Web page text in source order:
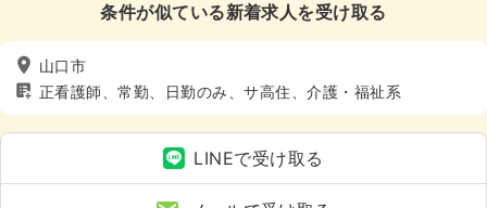
条件が似ている新着求人を受け取る
山口市
正看護師、常勤、日勤のみ、サ高住、介護・福祉系
LINEで受け取る